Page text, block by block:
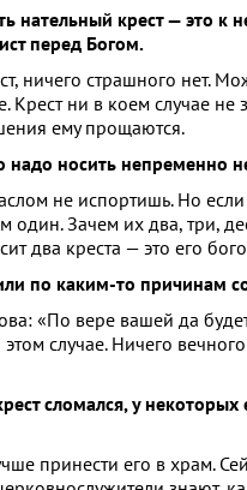
нательный крест — это к
перед Богом.
ничего страшного нет.
Крест ни в коем случае
ему прощаются.
носить непременно
не испортишь. Но
один. Зачем их два, три,
два креста — это его
по каким-то причинам
«По вере вашей да
этом случае. Ничего
сломался, у
принести его в храм.